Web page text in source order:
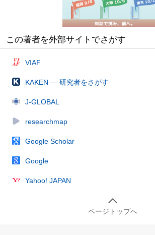
この著者を外部サイトでさがす
VIAF
KAKEN — 研究者をさがす
J-GLOBAL
researchmap
Google Scholar
Google
Yahoo! JAPAN
ページトップへ